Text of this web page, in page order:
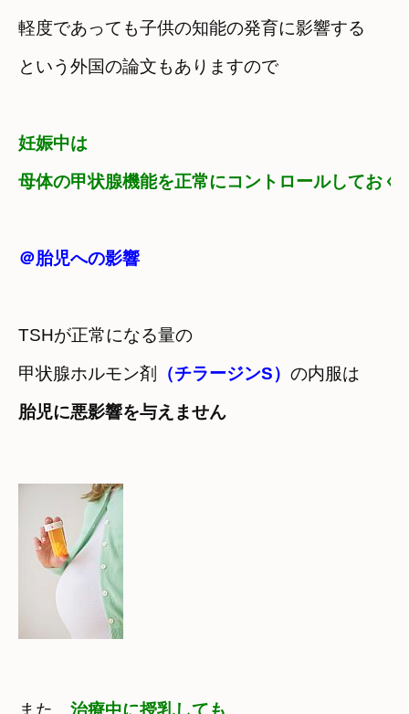
軽度であっても子供の知能の発育に影響する
妊娠中は
母体の甲状腺機能を正常にコントロールしておく
＠胎児への影響
TSHが正常になる量の
甲状腺ホルモン剤
（チラージンS） の内服は
胎児に悪影響を与えません
また 治療中に授乳しても